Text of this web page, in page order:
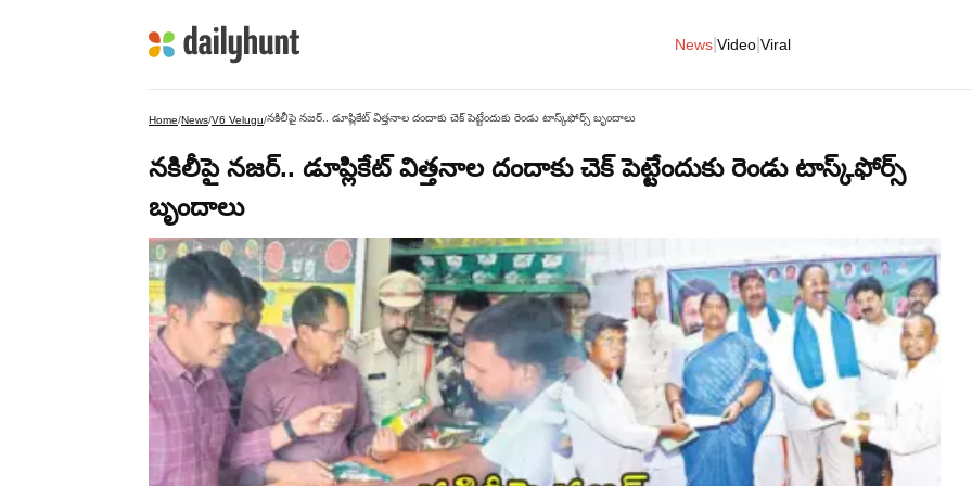
News Video Viral
Home/News/V6 Velugu/నకిలీపై నజర్.. డూప్లికేట్ విత్తనాల దందాకు చెక్ పెట్టేందుకు రెండు టాస్క్‌ఫోర్స్‌ బృందాలు
నకిలీపై నజర్.. డూప్లికేట్ విత్తనాల దందాకు చెక్ పెట్టేందుకు రెండు టాస్క్‌ఫోర్స్‌
బృందాలు